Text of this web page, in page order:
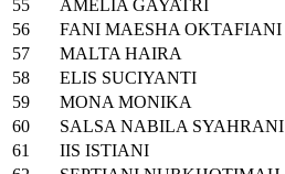
55
AMELIA GAYATRI
56
FANI MAESHA OKTAFIANI
57
MALTA HAIRA
58
ELIS SUCIYANTI
59
MONA MONIKA
60
SALSA NABILA SYAHRANI
61
IIS ISTIANI